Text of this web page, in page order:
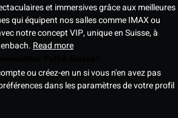
et immersives grâce aux meilleures
qui équipent nos salles comme IMAX ou
notre concept VIP, unique en Suisse, à
Read more
ou créez-en un si vous n'en avez pas
dans les paramètres de votre profil